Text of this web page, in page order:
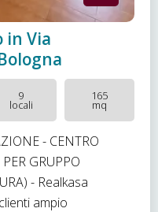
in Via
9
locali
165
mq
- CENTRO
GRUPPO
- Realkasa
ampio